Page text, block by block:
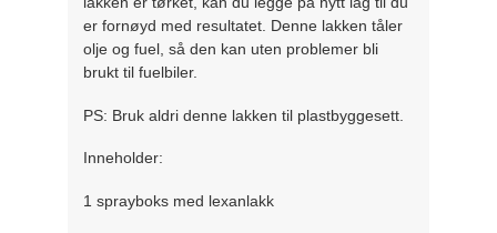
er fornøyd med resultatet. Denne lakken tåler
olje og fuel, så den kan uten problemer bli
brukt til fuelbiler.
PS: Bruk aldri denne lakken til plastbyggesett.
Inneholder:
1 sprayboks med lexanlakk